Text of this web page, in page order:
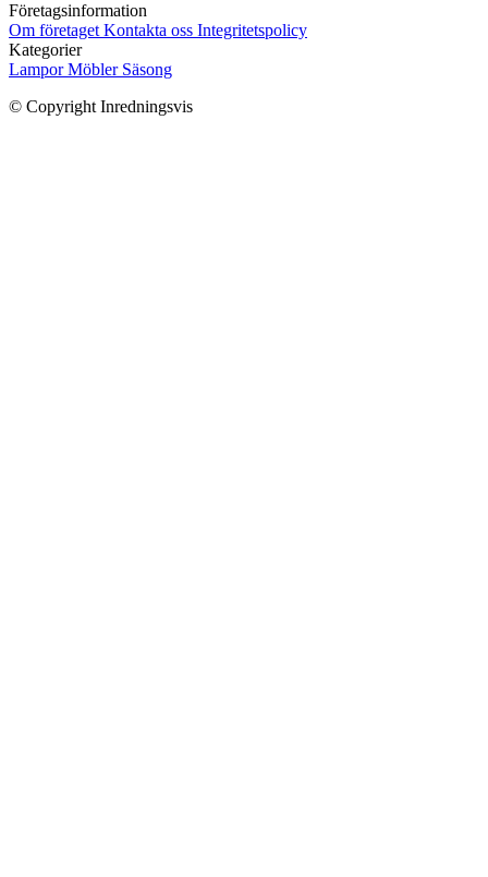
Företagsinformation
Om företaget Kontakta oss Integritetspolicy
Kategorier
LamporMöbler Säsong
© Copyright Inredningsvis